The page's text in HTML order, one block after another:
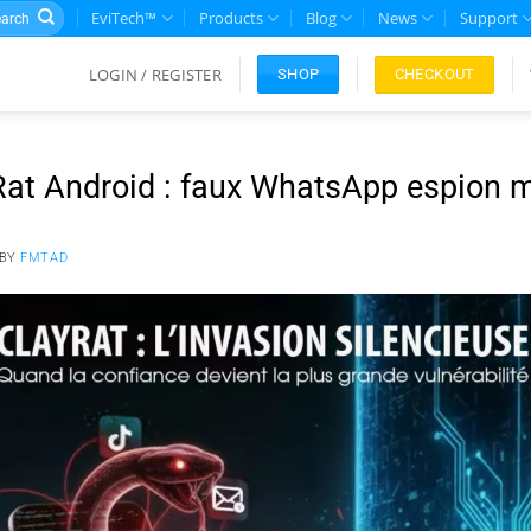
EviTech™ Products Blog News Support
LOGIN / REGISTER SHOP CHECKOUT
Android : faux WhatsApp espion
BY FMTAD